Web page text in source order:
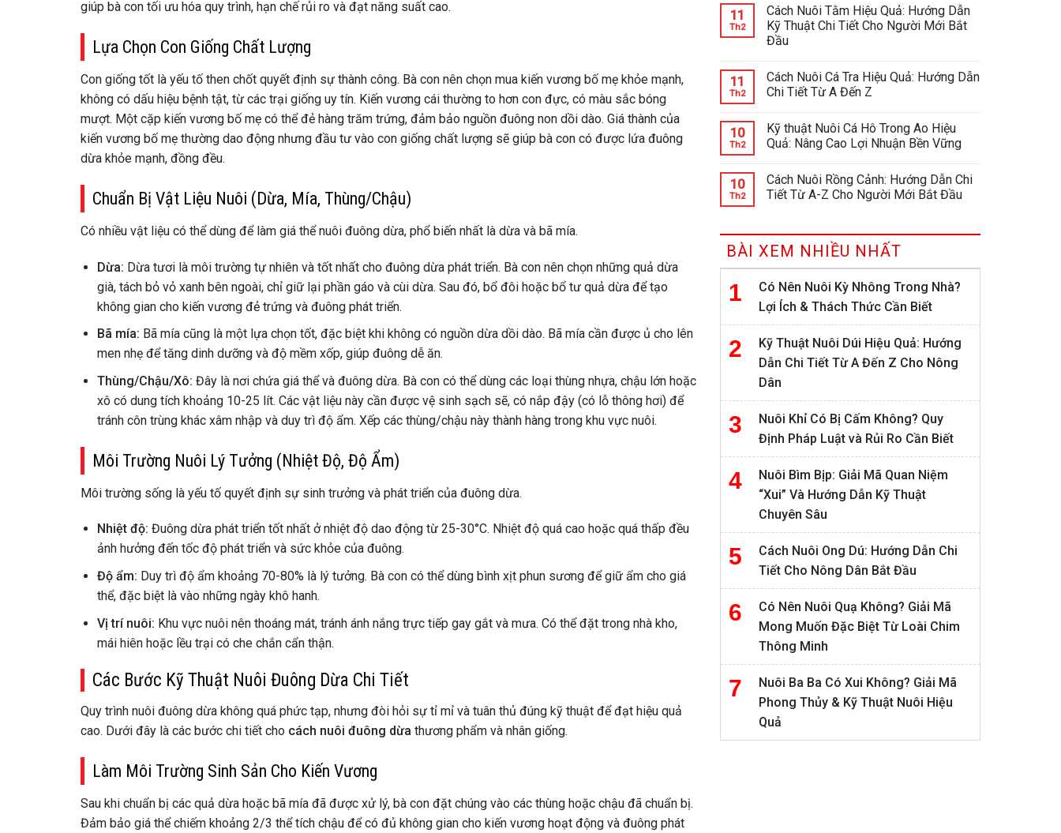
giúp bà con tối ưu hóa quy trình, hạn chế rủi ro và đạt năng suất cao.
Lựa Chọn Con Giống Chất Lượng
Con giống tốt là yếu tố then chốt quyết định sự thành công. Bà con nên chọn mua kiến vương bố mẹ khỏe mạnh,
không có dấu hiệu bệnh tật, từ các trại giống uy tín. Kiến vương cái thường to hơn con đực, có màu sắc bóng
mượt. Một cặp kiến vương bố mẹ có thể đẻ hàng trăm trứng, đảm bảo nguồn đuông non dồi dào. Giá thành của
kiến vương bố mẹ thường dao động nhưng đầu tư vào con giống chất lượng sẽ giúp bà con có được lứa đuông
dừa khỏe mạnh, đồng đều.
Chuẩn Bị Vật Liệu Nuôi (Dừa, Mía, Thùng/Chậu)
Có nhiều vật liệu có thể dùng để làm giá thể nuôi đuông dừa, phổ biến nhất là dừa và bã mía.
Dừa: Dừa tươi là môi trường tự nhiên và tốt nhất cho đuông dừa phát triển. Bà con nên chọn những quả dừa
già, tách bỏ vỏ xanh bên ngoài, chỉ giữ lại phần gáo và cùi dừa. Sau đó, bổ đôi hoặc bổ tư quả dừa để tạo
không gian cho kiến vương đẻ trứng và đuông phát triển.
Bã mía: Bã mía cũng là một lựa chọn tốt, đặc biệt khi không có nguồn dừa dồi dào. Bã mía cần được ủ cho lên
men nhẹ để tăng dinh dưỡng và độ mềm xốp, giúp đuông dễ ăn.
Thùng/Chậu/Xô: Đây là nơi chứa giá thể và đuông dừa. Bà con có thể dùng các loại thùng nhựa, chậu lớn hoặc
xô có dung tích khoảng 10-25 lít. Các vật liệu này cần được vệ sinh sạch sẽ, có nắp đậy (có lỗ thông hơi) để
tránh côn trùng khác xâm nhập và duy trì độ ẩm. Xếp các thùng/chậu này thành hàng trong khu vực nuôi.
Môi Trường Nuôi Lý Tưởng (Nhiệt Độ, Độ Ẩm)
Môi trường sống là yếu tố quyết định sự sinh trưởng và phát triển của đuông dừa.
Nhiệt độ: Đuông dừa phát triển tốt nhất ở nhiệt độ dao động từ 25-30°C. Nhiệt độ quá cao hoặc quá thấp đều
ảnh hưởng đến tốc độ phát triển và sức khỏe của đuông.
Độ ẩm: Duy trì độ ẩm khoảng 70-80% là lý tưởng. Bà con có thể dùng bình xịt phun sương để giữ ẩm cho giá
thể, đặc biệt là vào những ngày khô hanh.
Vị trí nuôi: Khu vực nuôi nên thoáng mát, tránh ánh nắng trực tiếp gay gắt và mưa. Có thể đặt trong nhà kho,
mái hiên hoặc lều trại có che chắn cẩn thận.
Các Bước Kỹ Thuật Nuôi Đuông Dừa Chi Tiết
Quy trình nuôi đuông dừa không quá phức tạp, nhưng đòi hỏi sự tỉ mỉ và tuân thủ đúng kỹ thuật để đạt hiệu quả
cao. Dưới đây là các bước chi tiết cho cách nuôi đuông dừa thương phẩm và nhân giống.
Làm Môi Trường Sinh Sản Cho Kiến Vương
Sau khi chuẩn bị các quả dừa hoặc bã mía đã được xử lý, bà con đặt chúng vào các thùng hoặc chậu đã chuẩn bị.
Đảm bảo giá thể chiếm khoảng 2/3 thể tích chậu để có đủ không gian cho kiến vương hoạt động và đuông phát
11
Th2
Cách Nuôi Tằm Hiệu Quả: Hướng Dẫn
Kỹ Thuật Chi Tiết Cho Người Mới Bắt
Đầu
11
Th2
Cách Nuôi Cá Tra Hiệu Quả: Hướng Dẫn
Chi Tiết Từ A Đến Z
10
Th2
Kỹ thuật Nuôi Cá Hô Trong Ao Hiệu
Quả: Nâng Cao Lợi Nhuận Bền Vững
10
Th2
Cách Nuôi Rồng Cảnh: Hướng Dẫn Chi
Tiết Từ A-Z Cho Người Mới Bắt Đầu
BÀI XEM NHIỀU NHẤT
Có Nên Nuôi Kỳ Nhông Trong Nhà?
Lợi Ích & Thách Thức Cần Biết
Kỹ Thuật Nuôi Dúi Hiệu Quả: Hướng
Dẫn Chi Tiết Từ A Đến Z Cho Nông
Dân
Nuôi Khỉ Có Bị Cấm Không? Quy
Định Pháp Luật và Rủi Ro Cần Biết
Nuôi Bìm Bịp: Giải Mã Quan Niệm
“Xui” Và Hướng Dẫn Kỹ Thuật
Chuyên Sâu
Cách Nuôi Ong Dú: Hướng Dẫn Chi
Tiết Cho Nông Dân Bắt Đầu
Có Nên Nuôi Quạ Không? Giải Mã
Mong Muốn Đặc Biệt Từ Loài Chim
Thông Minh
Nuôi Ba Ba Có Xui Không? Giải Mã
Phong Thủy & Kỹ Thuật Nuôi Hiệu
Quả